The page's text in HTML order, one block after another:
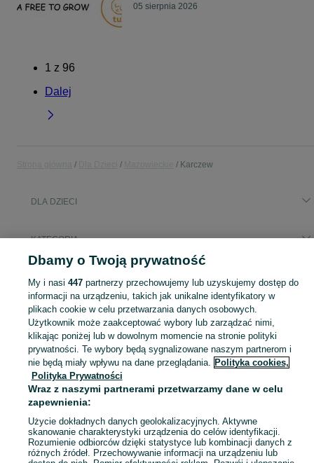
05 sierpnia 2026
1 z 96
Dalej
Karczew
DLA DZIECI
KATEGORIA
Popularne wyszukiwania
wanienka z przewijakiem plac zabaw
Zobacz
Mapa kategorii
Mapa miejscowości
Mapa ministron
Popularne wyszukiwania
Dbamy o Twoją prywatność
My i nasi 447partnerzy przechowujemy lub uzyskujemy dostęp do
informacji na urządzeniu, takich jak unikalne identyfikatory w
plikach cookie w celu przetwarzania danych osobowych.
Użytkownik może zaakceptować wybory lub zarządzać nimi,
klikając poniżej lub w dowolnym momencie na stronie polityki
prywatności. Te wybory będą sygnalizowane naszym partnerom i
nie będą miały wpływu na dane przeglądania. Polityka cookies,
Polityka Prywatności
Wraz z naszymi partnerami przetwarzamy dane w celu
zapewnienia:
Użycie dokładnych danych geolokalizacyjnych. Aktywne
skanowanie charakterystyki urządzenia do celów identyfikacji.
Rozumienie odbiorców dzięki statystyce lub kombinacji danych z
różnych źródeł. Przechowywanie informacji na urządzeniu lub